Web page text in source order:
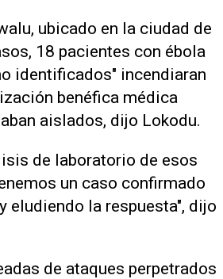
ubicado en ⁠la ciudad de
18 pacientes con ébola
identificados" incendiaran
benéfica médica
aislados, dijo Lokodu.
de laboratorio de esos
un caso confirmado
‌eludiendo la respuesta", dijo
de ataques perpetrados